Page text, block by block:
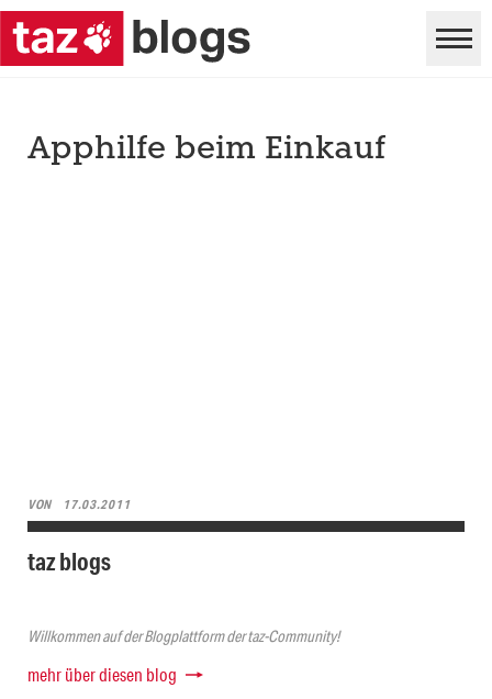
Apphilfe beim Einkauf
VON 17.03.2011
taz blogs
Willkommen auf der Blogplattform der taz-Community!
mehr über diesen blog